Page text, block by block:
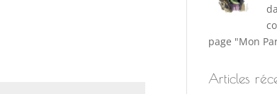
page "Mon
Articles